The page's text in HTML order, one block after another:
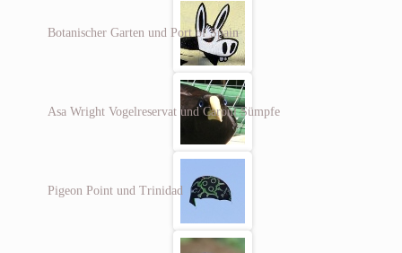
Botanischer Garten und Port of Spain
Asa Wright Vogelreservat und Caroni Sümpfe
Pigeon Point und Trinidad